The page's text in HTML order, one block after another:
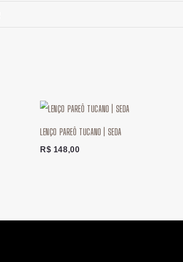
LENÇO PAREÔ TUCANO | SEDA
R$ 148,00